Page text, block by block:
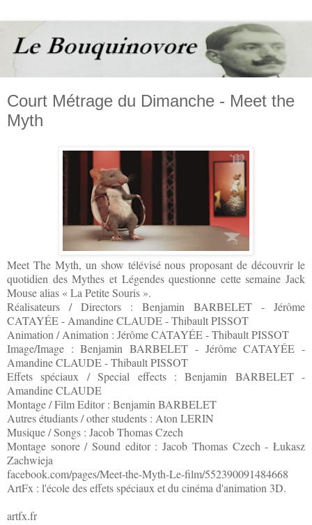
Court Métrage du Dimanche - Meet the
Myth
Meet The Myth, un show télévisé nous proposant de découvrir le
quotidien des Mythes et Légendes questionne cette semaine Jack
Mouse alias « La Petite Souris ».
Réalisateurs / Directors : Benjamin BARBELET - Jérôme
CATAYÉE - Amandine CLAUDE - Thibault PISSOT
Animation / Animation : Jérôme CATAYÉE - Thibault PISSOT
Image/Image : Benjamin BARBELET - Jérôme CATAYÉE -
Amandine CLAUDE - Thibault PISSOT
Effets spéciaux / Special effects : Benjamin BARBELET -
Amandine CLAUDE
Montage / Film Editor : Benjamin BARBELET
Autres étudiants / other students : Aton LERIN
Musique / Songs : Jacob Thomas Czech
Montage sonore / Sound editor : Jacob Thomas Czech - Łukasz
Zachwieja
facebook.com/pages/Meet-the-Myth-Le-film/552390091484668
ArtFx : l'école des effets spéciaux et du cinéma d'animation 3D.
artfx.fr